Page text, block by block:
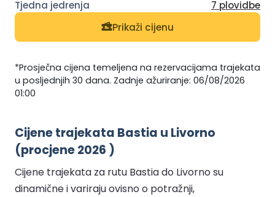
7 plovidbe
Prikaži cijenu
*Prosječna cijena temeljena na rezervacijama trajekata
u posljednjih 30 dana. Zadnje ažuriranje: 06/08/2026
01:00
Cijene trajekata Bastia u Livorno
(procjene 2026 )
Cijene trajekata za rutu Bastia do Livorno su
dinamične i variraju ovisno o potražnji,